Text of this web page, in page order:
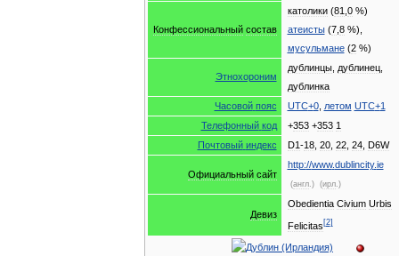
Конфессиональный состав
католики(81 0%)
атеисты(7, 8%),
мусульмане(2%)
Этнохороним
дублинцы, дублинец,
дублинка
Часовой пояс UTC+0, летом UTC+1
Телефонный код +353+353 1
Почтовый индекс D1-18, 20, 22, 24, D6W
Официальный сайт
http://www.dublincity.ie
(англ.) (ирл.)
Девиз
Obedientia Civium Urbis
Felicitas [2]